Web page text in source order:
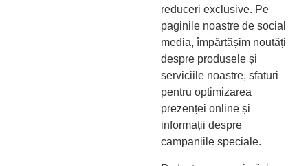
reduceri exclusive. Pe
paginile noastre de social
media, împărtășim noutăți
despre produsele și
serviciile noastre, sfaturi
pentru optimizarea
prezenței online și
informații despre
campaniile speciale.